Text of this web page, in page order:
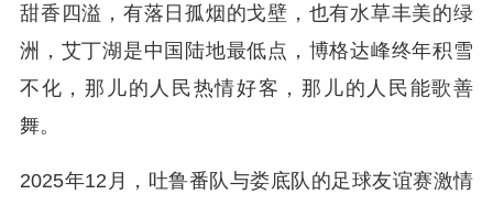
甜香四溢，有落日孤烟的戈壁，也有水草丰美的绿
洲，艾丁湖是中国陆地最低点，博格达峰终年积雪
不化，那儿的人民热情好客，那儿的人民能歌善
舞。
2025年12月，吐鲁番队与娄底队的足球友谊赛激情